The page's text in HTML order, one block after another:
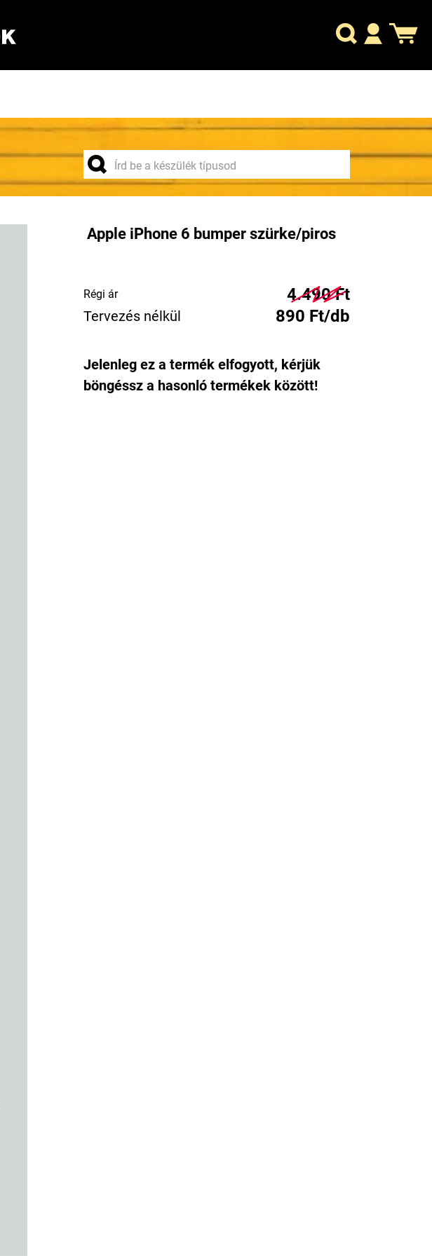
Apple iPhone 6 bumper szürke/piros
Régi ár 4.490 Ft
Tervezés nélkül 890 Ft/db
Jelenleg ez a termék elfogyott, kérjük
böngéssz a hasonló termékek között!